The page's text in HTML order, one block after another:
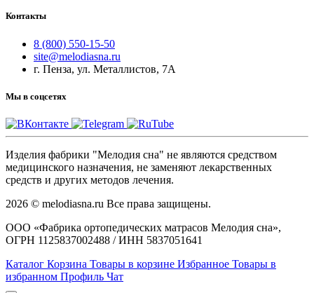
Контакты
8 (800) 550-15-50
site@melodiasna.ru
г. Пенза, ул. Металлистов, 7А
Мы в соцсетях
Изделия фабрики "Мелодия сна" не являются средством
медицинского назначения, не заменяют лекарственных
средств и других методов лечения.
2026 © melodiasna.ru Все права защищены.
ООО «Фабрика ортопедических матрасов Мелодия сна»,
ОГРН 1125837002488 / ИНН 5837051641
Каталог Корзина Товары в корзине Избранное Товары в
избранном Профиль Чат